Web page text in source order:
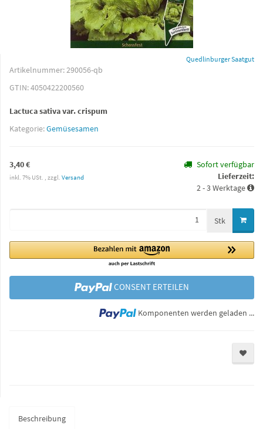
Quedlinburger Saatgut
Artikelnummer:290056-qb
GTIN:4050422200560
Lactuca sativa var. crispum
Kategorie:Gemüsesamen
3,40 €
inkl. 7% USt. , zzgl. Versand
Sofort verfügbar
Lieferzeit:
2 - 3 Werktage
Stk
CONSENT ERTEILEN
Komponenten werden geladen ...
Beschreibung